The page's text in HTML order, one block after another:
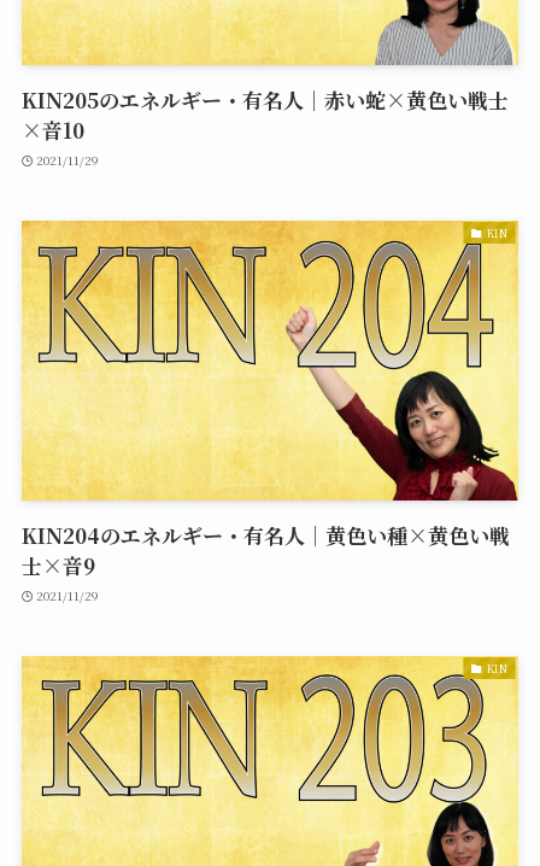
KIN205のエネルギー・有名人｜赤い蛇×黄色い戦士
×音10
2021/11/29
KIN
KIN204のエネルギー・有名人｜黄色い種×黄色い戦
士×音9
2021/11/29
KIN